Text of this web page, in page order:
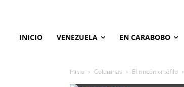
INICIO VENEZUELA EN CARABOBO
Inicio Columnas El rincón cinéfilo